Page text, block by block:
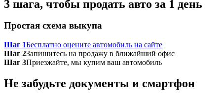
3 шага, чтобы продать авто за 1 день
Простая схема выкупа
Шаг 1Бесплатно оцените автомобиль на сайте
Шаг 2Запишитесь на продажу в ближайший офис
Шаг 3Приезжайте, мы купим ваш автомобиль
Не забудьте документы и смартфон